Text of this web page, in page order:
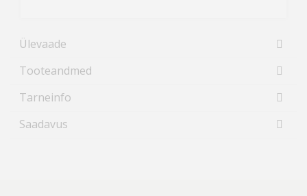
Ülevaade
Tooteandmed
Tarneinfo
Saadavus